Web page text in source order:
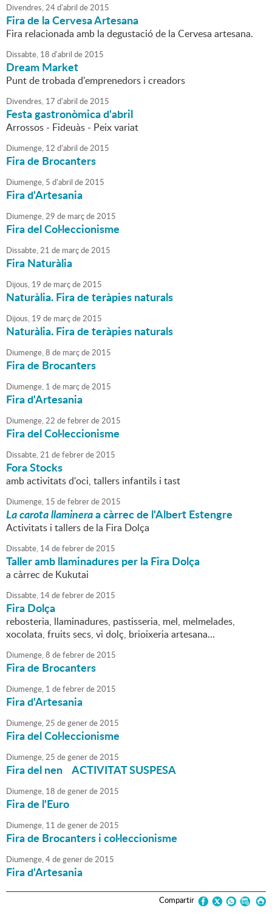
Divendres,24d'abril de2015
Fira de la Cervesa Artesana
Fira relacionada amb la degustació de la Cervesa artesana.
Dissabte, 18 d'abril de2015
Dream Market
Punt de trobada d'emprenedors i creadors
Divendres, 17 d'abril de2015
Festa gastronòmica d'abril
Arrossos - Fideuàs - Peix variat
Diumenge, 12 d'abril de2015
Fira de Brocanters
Diumenge, 5 d'abril de2015
Fira d'Artesania
Diumenge,29 de marçde2015
Fira del Col·leccionisme
Dissabte,21 de marçde2015
Fira Naturàlia
Dijous, 19 de marçde2015
Naturàlia. Fira de teràpies naturals
Dijous, 19 de marçde2015
Naturàlia. Fira de teràpies naturals
Diumenge,8 de marçde2015
Fira de Brocanters
Diumenge, 1 de marçde2015
Fira d'Artesania
Diumenge,22 defebrerde2015
Fira del Col·leccionisme
Dissabte,21 defebrerde2015
Fora Stocks
amb activitats d'oci, tallers infantils i tast
Diumenge, 15 defebrerde2015
La carota llamineraa càrrec de l'Albert Estengre
Activitats i tallers de la Fira Dolça
Dissabte, 14defebrerde2015
Taller amb llaminadures per la Fira Dolça
a càrrec de Kukutai
Dissabte, 14defebrerde2015
Fira Dolça
rebosteria, llaminadures, pastisseria, mel, melmelades,
xocolata, fruits secs, vi dolç, brioixeria artesana...
Diumenge,8 defebrerde2015
Fira de Brocanters
Diumenge, 1 defebrerde2015
Fira d'Artesania
Diumenge,25 degenerde2015
Fira del Col·leccionisme
Diumenge,25 degenerde2015
Fira del nen ACTIVITAT SUSPESA
Diumenge, 18 degenerde2015
Fira de l'Euro
Diumenge, 11 degenerde2015
Fira de Brocanters i col·leccionisme
Diumenge,4degenerde2015
Fira d'Artesania
Compartir